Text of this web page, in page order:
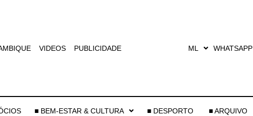
VIDEOS PUBLICIDADE ML WHATSAPP
■ BEM-ESTAR & CULTURA ■ DESPORTO ■ ARQUIVO